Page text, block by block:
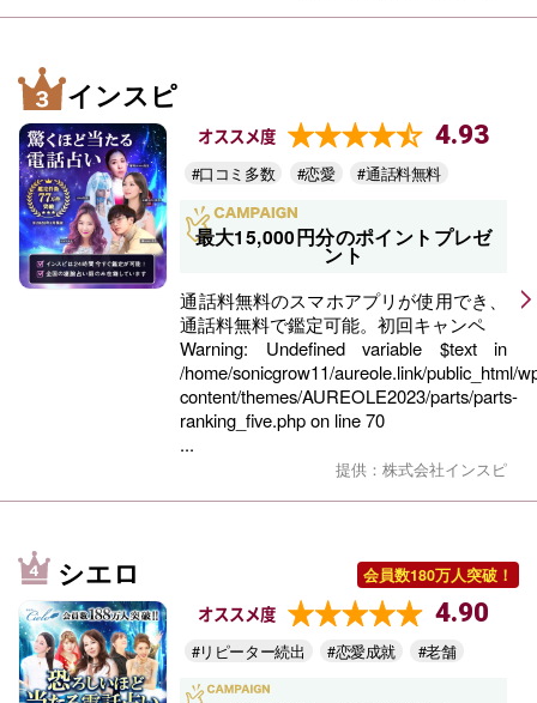
インスピ
オススメ度 4.93
#口コミ多数 #恋愛 #通話料無料
最大15,000円分のポイントプレゼ
ント
通話料無料のスマホアプリが使用でき、
通話料無料で鑑定可能。初回キャンペ
Warning: Undefined variable $text in
/home/sonicgrow11/aureole.link/public_html/
content/themes/AUREOLE2023/parts/parts-
ranking_five.phpon line70
...
提供：株式会社インスピ
シエロ 会員数180万人突破！
オススメ度 4.90
#リピーター続出 #恋愛成就 #老舗